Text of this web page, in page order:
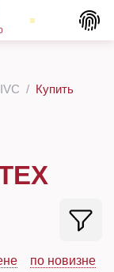
Купить
по новизне